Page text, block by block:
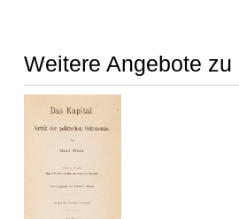
Weitere Angebote zu